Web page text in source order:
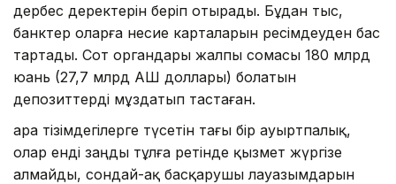
дербес деректерін беріп отырады. Бұдан тыс,
банктер оларға несие карталарын ресімдеуден бас
тартады. Сот органдары жалпы сомасы 180 млрд
юань (27,7 млрд АҚШ доллары) болатын
депозиттерді мұздатып тастаған.
Қара тізімдегілерге түсетін тағы бір ауыртпалық,
олар енді заңды тұлға ретінде қызмет жүргізе
алмайды, сондай-ақ басқарушы лауазымдарын